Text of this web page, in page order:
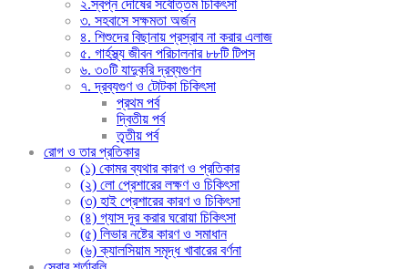
২.স্বপ্ন দোষের সর্বোত্তম চিকিৎসা
৩. সহবাসে সক্ষমতা অর্জন
৪. শিশুদের বিছানায় প্রস্রাব না করার এলাজ
৫. গার্হস্থ্য জীবন পরিচালনার ৮৮টি টিপস
৬. ৩০টি যাদুকরি দ্রব্যগুণন
৭. দ্রব্যগুণ ও টোটকা চিকিৎসা
প্রথম পর্ব
দ্বিতীয় পর্ব
তৃতীয় পর্ব
রোগ ও তার প্রতিকার
(১) কোমর ব্যথার কারণ ও প্রতিকার
(২) লো প্রেশারের লক্ষণ ও চিকিৎসা
(৩) হাই প্রেশারের কারণ ও চিকিৎসা
(৪) গ্যাস দূর করার ঘরোয়া চিকিৎসা
(৫) লিভার নষ্টের কারণ ও সমাধান
(৬) ক্যালসিয়াম সমৃদ্ধ খাবারের বর্ণনা